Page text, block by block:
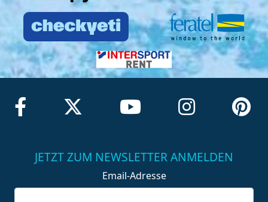
JETZT ZUM NEWSLETTER ANMELDEN
Email-Adresse